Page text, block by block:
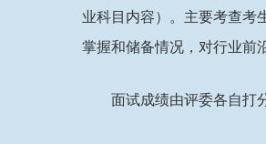
业科目内容）。主要考查考
掌握和储备情况，对行业前
面试成绩由评委各自打